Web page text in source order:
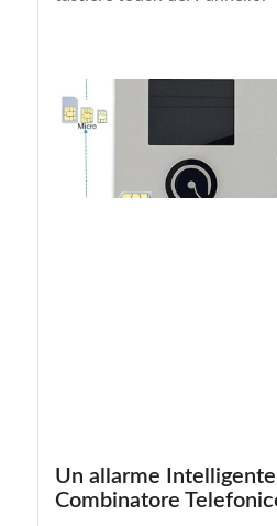
Un allarme
Combinatore